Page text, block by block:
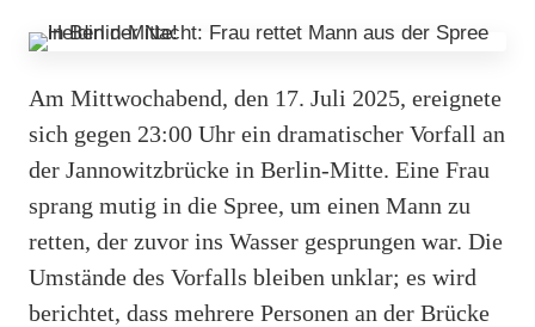
Am Mittwochabend, den 17. Juli 2025, ereignete
sich gegen 23:00 Uhr ein dramatischer Vorfall an
der Jannowitzbrücke in Berlin-Mitte. Eine Frau
sprang mutig in die Spree, um einen Mann zu
retten, der zuvor ins Wasser gesprungen war. Die
Umstände des Vorfalls bleiben unklar; es wird
berichtet, dass mehrere Personen an der Brücke